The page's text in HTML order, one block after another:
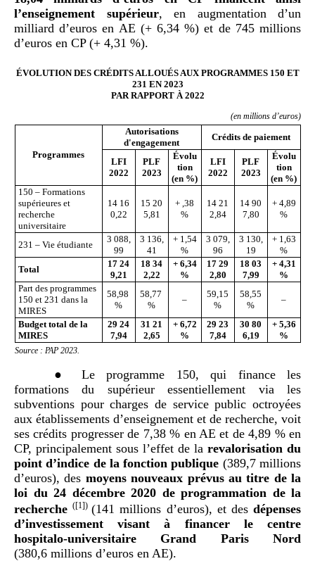
l’enseignement supérieur, en augmentation d’un
milliard d’euros en AE (+ 6,34 %) et de 745 millions
d’euros en CP (+ 4,31 %).
ÉVOLUTION DES CRÉDITS ALLOUÉS AUX PROGRAMMES 150 ET
231 EN 2023
PAR RAPPORT À 2022
(en millions d’euros)
Programmes
Autorisations
d'engagement
Crédits de paiement
LFI
2022
PLF
2023
Évolu
tion
(en %)
LFI
2022
PLF
2023
Évolu
tion
(en %)
150 – Formations
supérieures et
recherche
universitaire
14 16
0,22
15 20
5,81
+ ,38
%
14 21
2,84
14 90
7,80
+ 4,89
%
231 – Vie étudiante
3 088,
99
3 136,
41
+ 1,54
%
3 079,
96
3 130,
19
+ 1,63
%
Total
17 24
9,21
18 34
2,22
+ 6,34
%
17 29
2,80
18 03
7,99
+ 4,31
%
Part des programmes
150 et 231 dans la
MIRES
58,98
%
58,77
%
–
59,15
%
58,55
%
–
Budget total de la
MIRES
29 24
7,94
31 21
2,65
+ 6,72
%
29 23
7,84
30 80
6,19
+ 5,36
%
Source : PAP 2023.
● Le programme 150, qui finance les
formations du supérieur essentiellement via les
subventions pour charges de service public octroyées
aux établissements d’enseignement et de recherche, voit
ses crédits progresser de 7,38 % en AE et de 4,89 % en
CP, principalement sous l’effet de la revalorisation du
point d’indice de la fonction publique (389,7 millions
d’euros), des moyens nouveaux prévus au titre de la
loi du 24 décembre 2020 de programmation de la
recherche ([1]) (141 millions d’euros), et desdépenses
d’investissement visant à financer le centre
hospitalo-universitaire Grand Paris Nord
(380,6 millions d’euros en AE).